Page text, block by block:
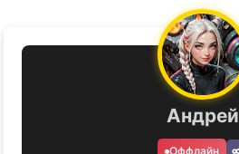
Андрей
Оффлайн